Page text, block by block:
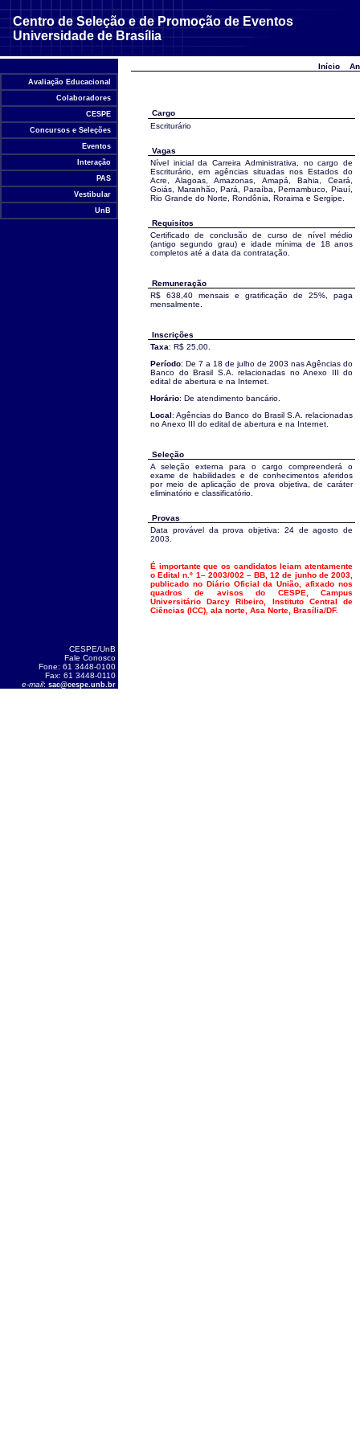
Centro de Seleção e de Promoção de Eventos
Universidade de Brasília
Avaliação Educacional
Colaboradores
CESPE
Concursos e Seleções
Eventos
Interação
PAS
Vestibular
UnB
Início
Cargo
Escriturário
Vagas
Nível inicial da Carreira Administrativa, no cargo de
Escriturário, em agências situadas nos Estados do
Acre, Alagoas, Amazonas, Amapá, Bahia, Ceará,
Goiás, Maranhão, Pará, Paraíba, Pernambuco, Piauí,
Rio Grande do Norte, Rondônia, Roraima e Sergipe.
Requisitos
Certificado de conclusão de curso de nível médio
(antigo segundo grau) e idade mínima de 18 anos
completos até a data da contratação.
Remuneração
R$ 638,40 mensais e gratificação de 25%, paga
mensalmente.
Inscrições
Taxa: R$ 25,00.
Período: De 7 a 18 de julho de 2003 nas Agências do
Banco do Brasil S.A. relacionadas no Anexo III do
edital de abertura e na Internet.
Horário: De atendimento bancário.
Local: Agências do Banco do Brasil S.A. relacionadas
no Anexo III do edital de abertura e na Internet.
Seleção
A seleção externa para o cargo compreenderá o
exame de habilidades e de conhecimentos aferidos
por meio de aplicação de prova objetiva, de caráter
eliminatório e classificatório.
Provas
Data provável da prova objetiva: 24 de agosto de
2003.
É importante que os candidatos leiam atentamente
o Edital n.º 1– 2003/002 – BB, 12 de junho de 2003,
publicado no Diário Oficial da União, afixado nos
quadros de avisos do CESPE, Campus
Universitário Darcy Ribeiro, Instituto Central de
Ciências (ICC), ala norte, Asa Norte, Brasília/DF.
CESPE/UnB
Fale Conosco
Fone: 61 3448-0100
Fax: 61 3448-0110
e-mail: sac@cespe.unb.br